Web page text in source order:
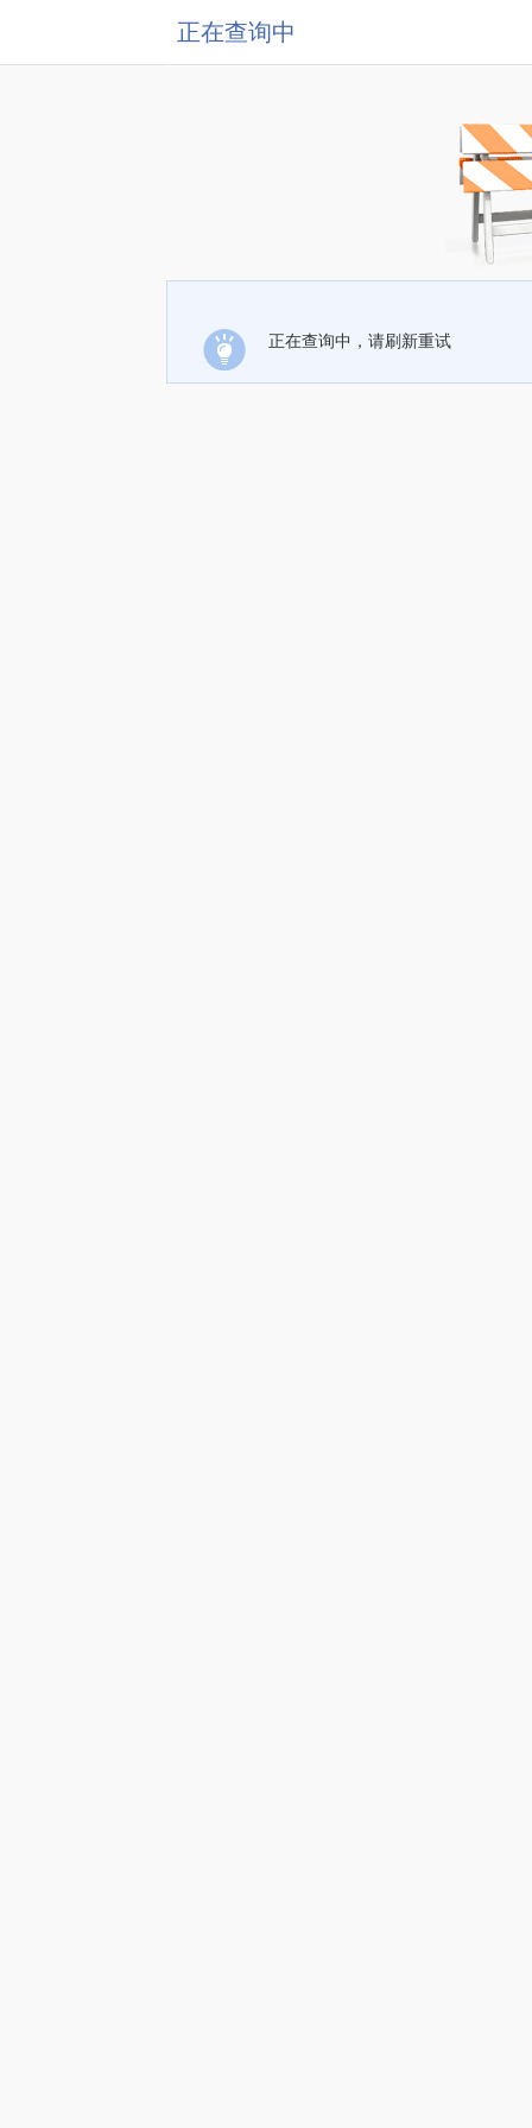
正在查询中
正在查询中，请刷新重试